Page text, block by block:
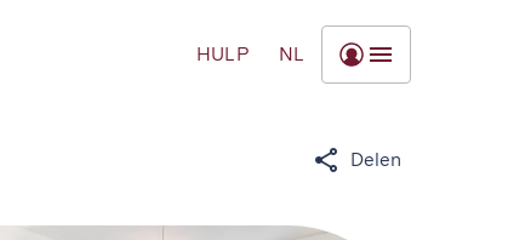
HULP NL
Delen